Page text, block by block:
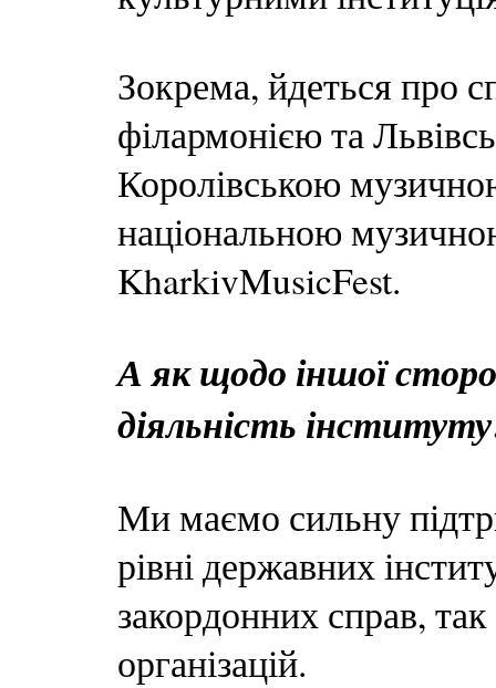
Зокрема, йдеться про
філармонією та
Королівською
національною
KharkivMusicFest.
А як щодо іншої
діяльність
Ми маємо сильну
рівні державних
закордонних справ,
організацій.